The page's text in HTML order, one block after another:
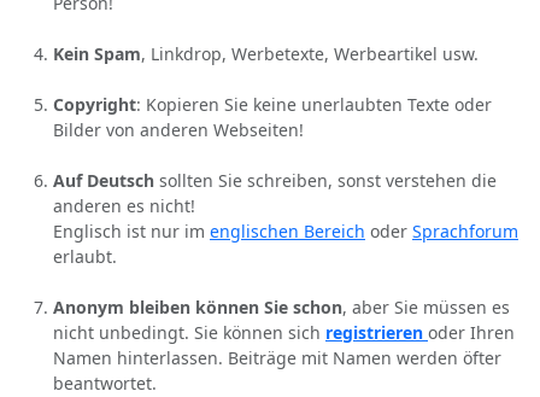
Kein Spam, Linkdrop, Werbetexte, Werbeartikel usw.
Copyright: Kopieren Sie keine unerlaubten Texte oder
Bilder von anderen Webseiten!
Auf Deutsch sollten Sie schreiben, sonst verstehen die
anderen es nicht!
Englisch ist nur im englischen Bereich oder Sprachforum
erlaubt.
Anonym bleiben können Sie schon, aber Sie müssen es
nicht unbedingt. Sie können sich registrieren oder Ihren
Namen hinterlassen. Beiträge mit Namen werden öfter
beantwortet.